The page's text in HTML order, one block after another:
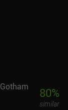
80%
similar